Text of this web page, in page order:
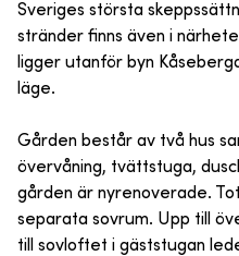
Sveriges största
stränder finns även i
ligger utanför byn
läge.
Gården består av två hus
övervåning, tvättstuga,
gården är nyrenoverade.
separata sovrum. Upp till
till sovloftet i gäststugan